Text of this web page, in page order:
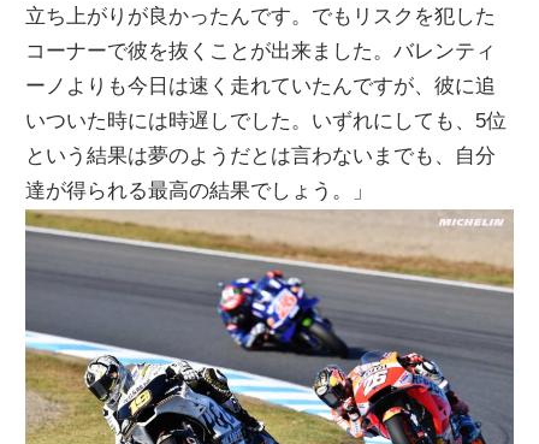
立ち上がりが良かったんです。でもリスクを犯した
コーナーで彼を抜くことが出来ました。バレンティ
ーノよりも今日は速く走れていたんですが、彼に追
いついた時には時遅しでした。いずれにしても、5位
という結果は夢のようだとは言わないまでも、自分
達が得られる最高の結果でしょう。」